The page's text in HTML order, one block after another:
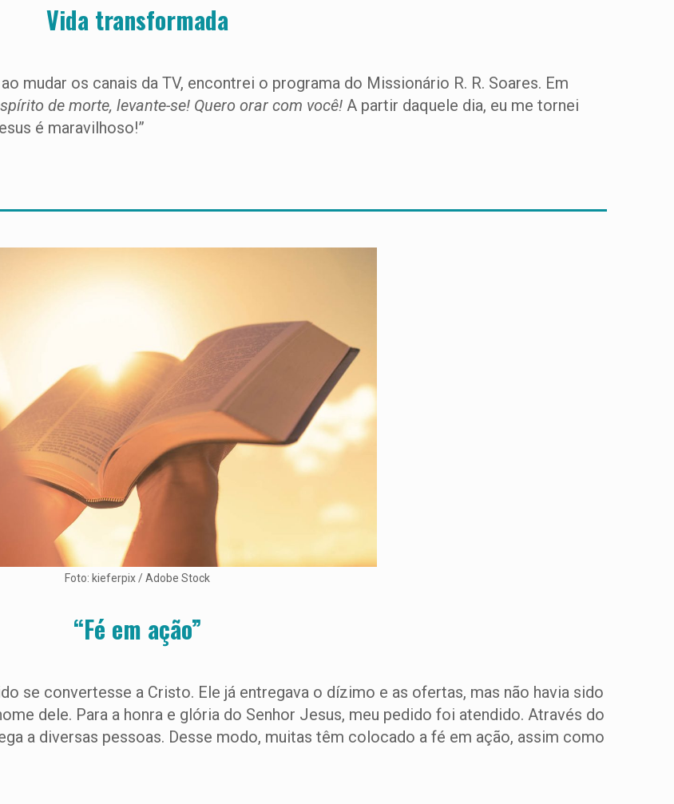
Vida transformada
mudar os canais da TV, encontrei o programa do Missionário R. R. Soares. Em
de morte, levante-se! Quero orar com você! A partir daquele dia, eu me tornei
é maravilhoso!”
Foto: kieferpix / Adobe Stock
“Fé em ação”
se convertesse a Cristo. Ele já entregava o dízimo e as ofertas, mas não havia sido
dele. Para a honra e glória do Senhor Jesus, meu pedido foi atendido. Através do
a diversas pessoas. Desse modo, muitas têm colocado a fé em ação, assim como